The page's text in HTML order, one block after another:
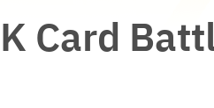
Card